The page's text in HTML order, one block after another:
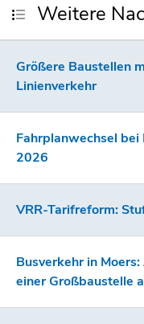
Weitere
Größere Baustellen
Linienverkehr
Fahrplanwechsel bei
2026
VRR-Tarifreform:
Busverkehr in
einer Großbaustelle